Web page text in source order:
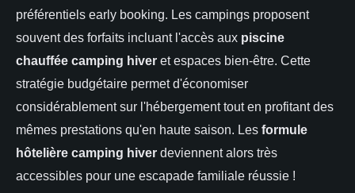
préférentiels early booking. Les campings proposent
souvent des forfaits incluant l'accès aux piscine
chauffée camping hiver et espaces bien-être. Cette
stratégie budgétaire permet d'économiser
considérablement sur l'hébergement tout en profitant des
mêmes prestations qu'en haute saison. Les formule
hôtelière camping hiver deviennent alors très
accessibles pour une escapade familiale réussie !